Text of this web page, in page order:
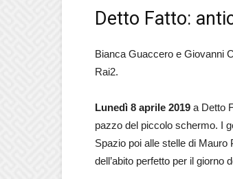
Detto Fatto:
Bianca Guaccero e Giovanni
Rai2.
Lunedì 8 aprile 2019 a Detto
pazzo del piccolo schermo. I
Spazio poi alle stelle di
dell’abito perfetto per il giorno